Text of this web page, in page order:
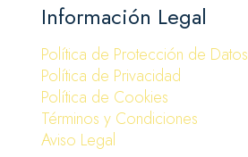
Información Legal
Política de Protección de Datos
Política de Privacidad
Política de Cookies
Términos y Condiciones
Aviso Legal